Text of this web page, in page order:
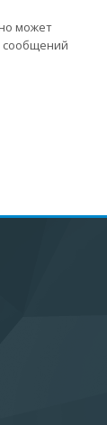
может
сообщений